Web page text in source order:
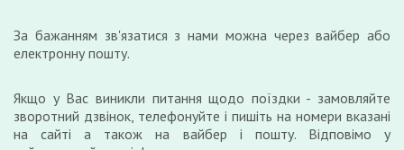
За бажанням зв'язатися з нами можна через вайбер або
електронну пошту.
Якщо у Вас виникли питання щодо поїздки - замовляйте
зворотний дзвінок, телефонуйте і пишіть на номери вказані
на сайті а також на вайбер і пошту. Відповімо у